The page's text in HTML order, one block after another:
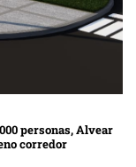
personas, Alvear
corredor